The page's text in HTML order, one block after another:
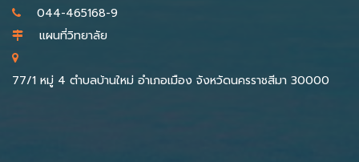
044-465168-9
แผนที่วิทยาลัย
77/1 หมู่ 4 ตำบลบ้านใหม่ อำเภอเมือง จังหวัดนครราชสีมา 30000